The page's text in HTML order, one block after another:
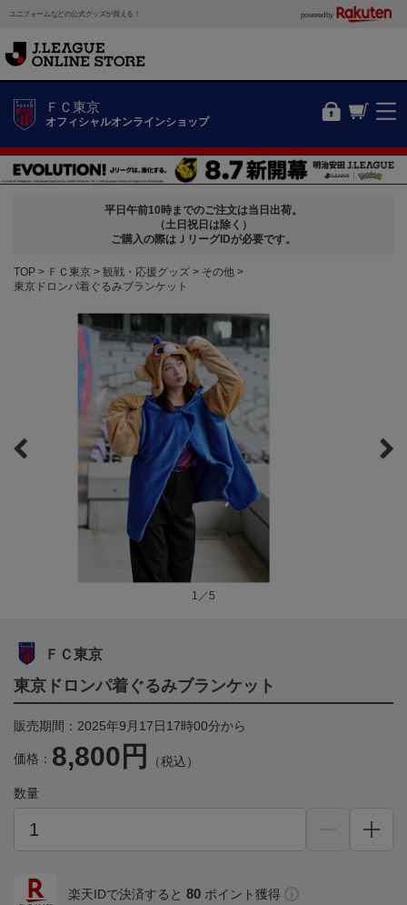
ユニフォームなどの公式グッズが買える！ powered by
ＦＣ東京
オフィシャルオンラインショップ
平日午前10時までのご注文は当日出荷。
（土日祝日は除く）
ご購入の際はＪリーグIDが必要です。
TOP ＦＣ東京 観戦・応援グッズ
その他
東京ドロンパ着ぐるみブランケット
1／5
ＦＣ東京
東京ドロンパ着ぐるみブランケット
販売期間：2025年9月17日17時00分から
価格： 8,800円 （税込）
数量
楽天IDで決済すると 80 ポイント獲得